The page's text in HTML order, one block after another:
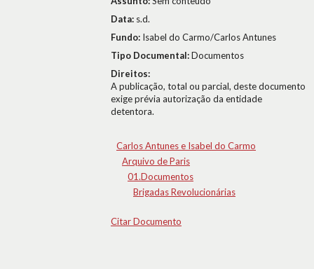
Data: s.d.
Fundo: Isabel do Carmo/Carlos Antunes
Tipo Documental:Documentos
Direitos:
A publicação, total ou parcial, deste documento
exige prévia autorização da entidade
detentora.
Carlos Antunes e Isabel do Carmo
Arquivo de Paris
01.Documentos
Brigadas Revolucionárias
Citar Documento